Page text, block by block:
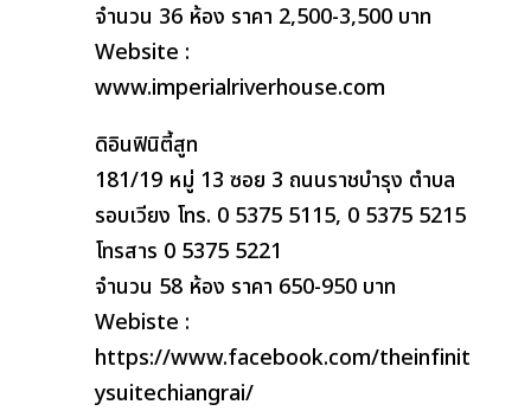
จำนวน 36 ห้อง ราคา 2,500-3,500 บาท
Website :
www.imperialriverhouse.com
ดิอินฟินิตี้สูท
181/19 หมู่ 13 ซอย 3 ถนนราชบำรุง ตำบล
รอบเวียง โทร. 0 5375 5115, 0 5375 5215
โทรสาร 0 5375 5221
จำนวน 58 ห้อง ราคา 650-950 บาท
Webiste :
https://www.facebook.com/theinfinit
ysuitechiangrai/